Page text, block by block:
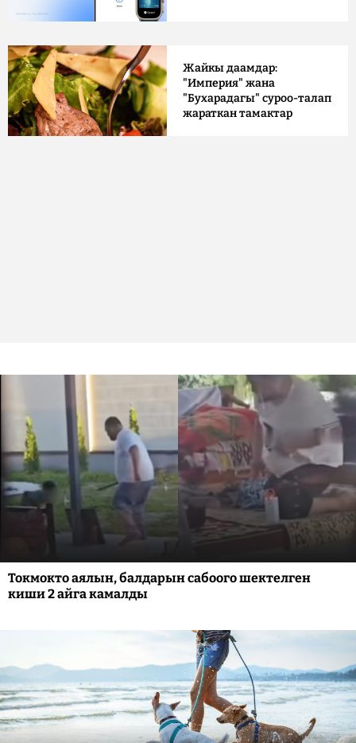
Жайкы даамдар:
"Империя" жана
"Бухарадагы" суроо-талап
жараткан тамактар
Токмокто аялын, балдарын сабоого шектелген
киши 2 айга камалды